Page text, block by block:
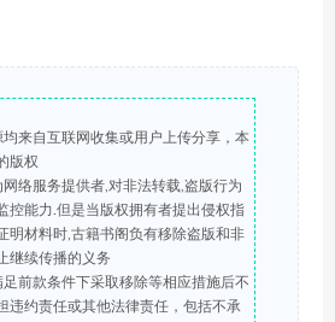
均来自互联网收集或用户上传分享，本
版权
网络服务提供者,对非法转载,盗版行为
控能力.但是当版权拥有者提出侵权指
明材料时,古籍书阁负有移除盗版和非
继续传播的义务
足前款条件下采取移除等相应措施后不
违约责任或其他法律责任，包括不承